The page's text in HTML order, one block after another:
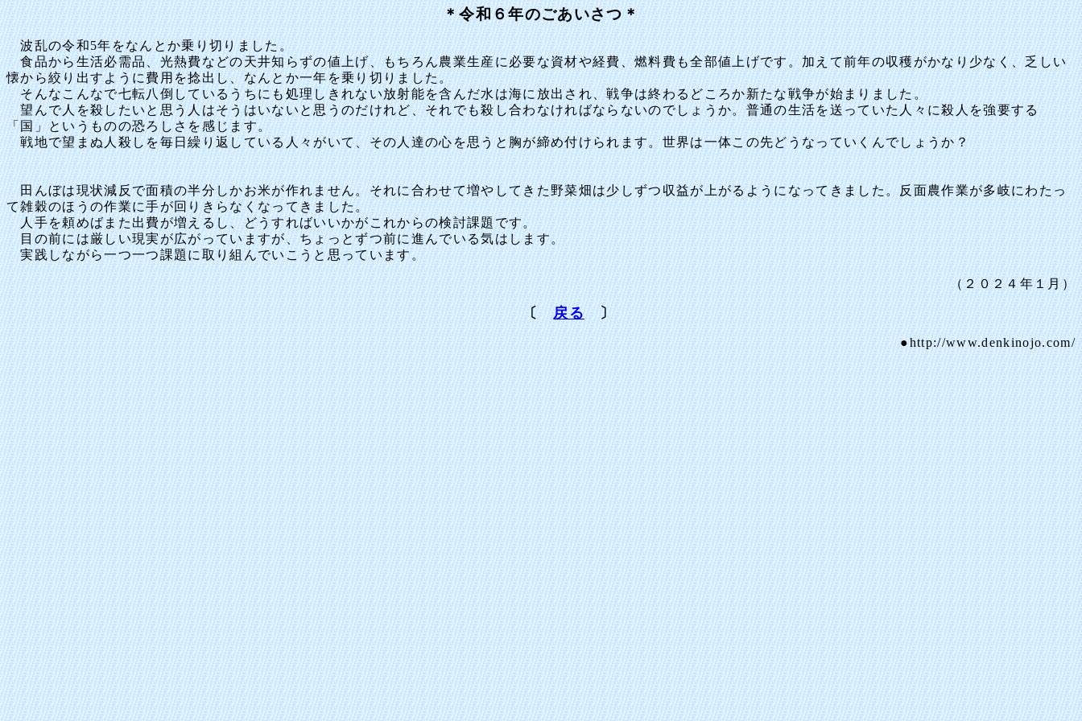
＊令和６年のごあいさつ＊
波乱の令和5年をなんとか乗り切りました。
食品から生活必需品、光熱費などの天井知らずの値上げ、もちろん農業生産に必要な資材や経費、燃料費も全部値上げです。加えて前年の収穫がかなり少なく、乏しい
懐から絞り出すように費用を捻出し、なんとか一年を乗り切りました。
そんなこんなで七転八倒しているうちにも処理しきれない放射能を含んだ水は海に放出され、戦争は終わるどころか新たな戦争が始まりました。
望んで人を殺したいと思う人はそうはいないと思うのだけれど、それでも殺し合わなければならないのでしょうか。普通の生活を送っていた人々に殺人を強要する
「国」というものの恐ろしさを感じます。
戦地で望まぬ人殺しを毎日繰り返している人々がいて、その人達の心を思うと胸が締め付けられます。世界は一体この先どうなっていくんでしょうか？
田んぼは現状減反で面積の半分しかお米が作れません。それに合わせて増やしてきた野菜畑は少しずつ収益が上がるようになってきました。反面農作業が多岐にわたっ
て雑穀のほうの作業に手が回りきらなくなってきました。
人手を頼めばまた出費が増えるし、どうすればいいかがこれからの検討課題です。
目の前には厳しい現実が広がっていますが、ちょっとずつ前に進んでいる気はします。
実践しながら一つ一つ課題に取り組んでいこうと思っています。
（２０２４年１月）
〔戻る〕
●http://www.denkinojo.com/